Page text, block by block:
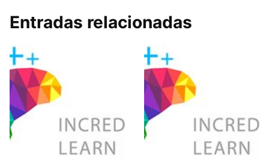
Entradas relacionadas